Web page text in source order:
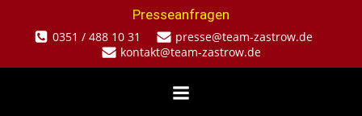
Zum
springen
Presseanfragen
0351 / 488 10 31
presse@team-zastrow.de
kontakt@team-zastrow.de